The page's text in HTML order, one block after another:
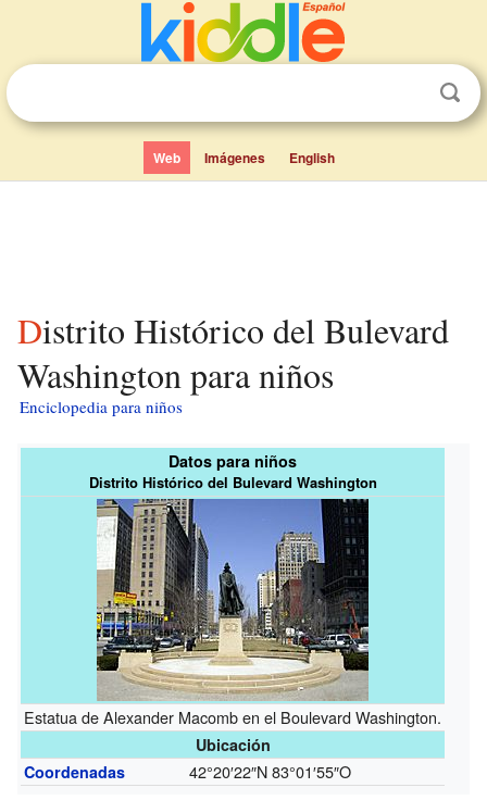
Web Imágenes English
Distrito Histórico del Bulevard
Washington para niños
Enciclopedia para niños
Datos para niños
Distrito Histórico del Bulevard Washington
Estatua de Alexander Macomb en el Boulevard Washington.
Ubicación
Coordenadas
42°20′22″N83°01′55″O